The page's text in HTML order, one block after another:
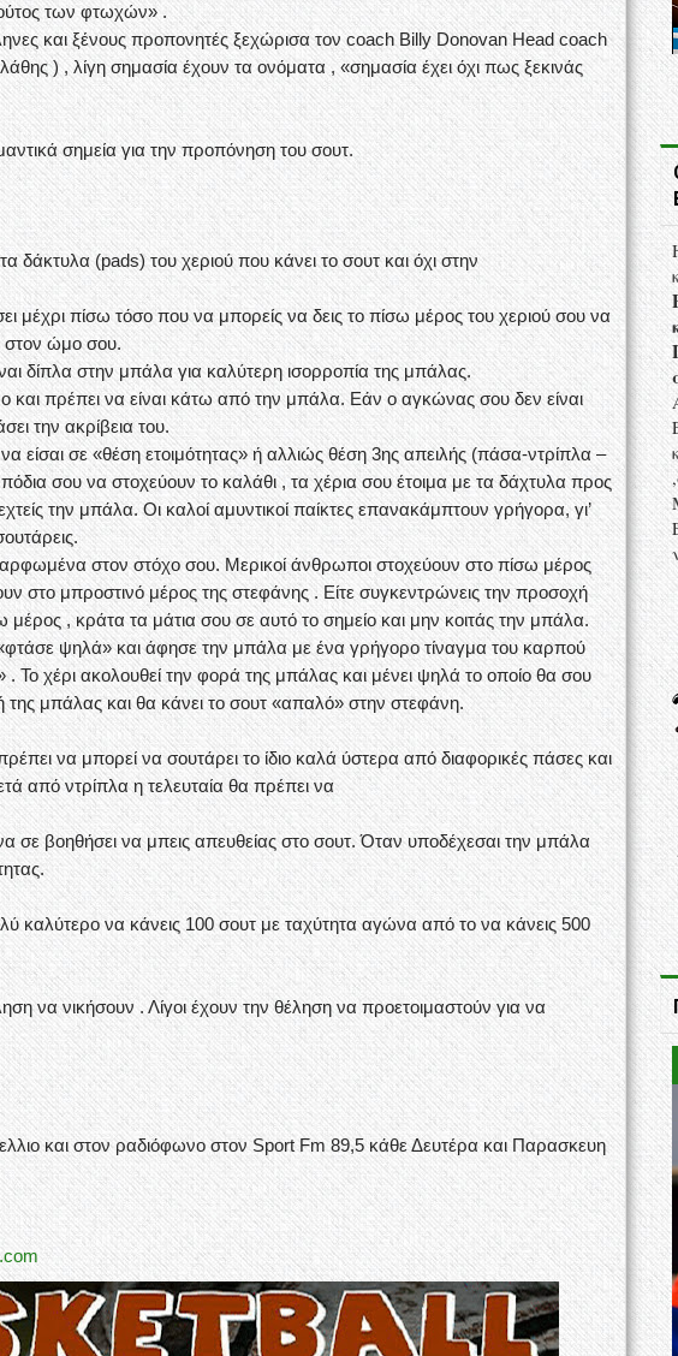
των φτωχών» .
και ξένους προπονητές ξεχώρισα τον coach Billy Donovan Head coach
) , λίγη σημασία έχουν τα ονόματα , «σημασία έχει όχι πως ξεκινάς
σημεία για την προπόνηση του σουτ.
δάκτυλα (pads) του χεριού που κάνει το σουτ και όχι στην
μέχρι πίσω τόσο που να μπορείς να δεις το πίσω μέρος του χεριού σου να
στον ώμο σου.
δίπλα στην μπάλα για καλύτερη ισορροπία της μπάλας.
και πρέπει να είναι κάτω από την μπάλα. Εάν ο αγκώνας σου δεν είναι
την ακρίβεια του.
είσαι σε «θέση ετοιμότητας» ή αλλιώς θέση 3ης απειλής (πάσα-ντρίπλα –
σου να στοχεύουν το καλάθι , τα χέρια σου έτοιμα με τα δάχτυλα προς
την μπάλα. Οι καλοί αμυντικοί παίκτες επανακάμπτουν γρήγορα, γι’
στον στόχο σου. Μερικοί άνθρωποι στοχεύουν στο πίσω μέρος
στο μπροστινό μέρος της στεφάνης . Είτε συγκεντρώνεις την προσοχή
μέρος , κράτα τα μάτια σου σε αυτό το σημείο και μην κοιτάς την μπάλα.
ψηλά» και άφησε την μπάλα με ένα γρήγορο τίναγμα του καρπού
Το χέρι ακολουθεί την φορά της μπάλας και μένει ψηλά το οποίο θα σου
μπάλας και θα κάνει το σουτ «απαλό» στην στεφάνη.
να μπορεί να σουτάρει το ίδιο καλά ύστερα από διαφορικές πάσες και
από ντρίπλα η τελευταία θα πρέπει να
σε βοηθήσει να μπεις απευθείας στο σουτ. Όταν υποδέχεσαι την μπάλα
καλύτερο να κάνεις 100 σουτ με ταχύτητα αγώνα από το να κάνεις 500
να νικήσουν . Λίγοι έχουν την θέληση να προετοιμαστούν για να
και στον ραδιόφωνο στον Sport Fm 89,5 κάθε Δευτέρα και Παρασκευη